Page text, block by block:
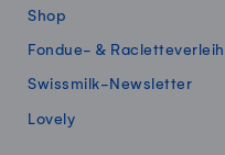
Shop
Fondue- & Racletteverleih
Swissmilk-Newsletter
Lovely